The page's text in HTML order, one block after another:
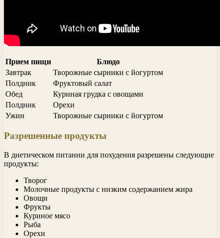
Прием пищи
Блюдо
Завтрак
Творожные сырники с йогуртом
Полдник
Фруктовый салат
Обед
Куриная грудка с овощами
Полдник
Орехи
Ужин
Творожные сырники с йогуртом
Разрешенные продукты
В диетическом питании для похудения разрешены следующие
продукты:
Творог
Молочные продукты с низким содержанием жира
Овощи
Фрукты
Куриное мясо
Рыба
Орехи